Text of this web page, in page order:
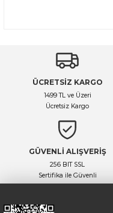
ÜCRETSİZ KARGO
1499 TL ve Üzeri
Ücretsiz Kargo
GÜVENLİ ALIŞVERİŞ
256 BIT SSL
Sertifika ile Güvenli